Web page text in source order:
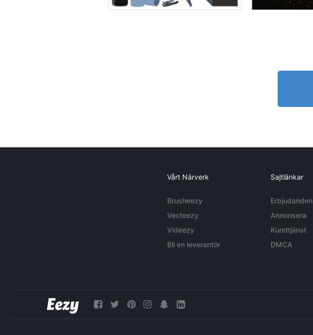
Vårt Närverk
Brusheezy
Vecteezy
Videezy
Bli en leverantör
Sajtlänkar
Erbjudanden
Annonsera
Kundtjänst
DMCA